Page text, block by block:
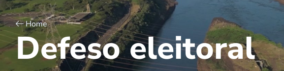
Home
Defeso eleitoral